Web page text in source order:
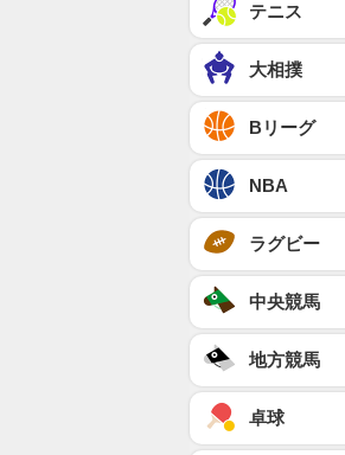
テニス
大相撲
Bリーグ
NBA
ラグビー
中央競馬
地方競馬
卓球